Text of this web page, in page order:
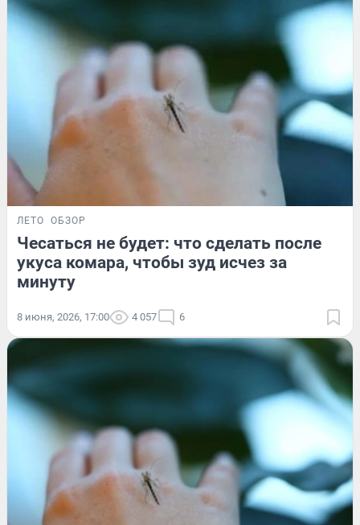
ЛЕТО ОБЗОР
Чесаться не будет: что сделать после
укуса комара, чтобы зуд исчез за
минуту
8 июня, 2026, 17:00 4 057 6